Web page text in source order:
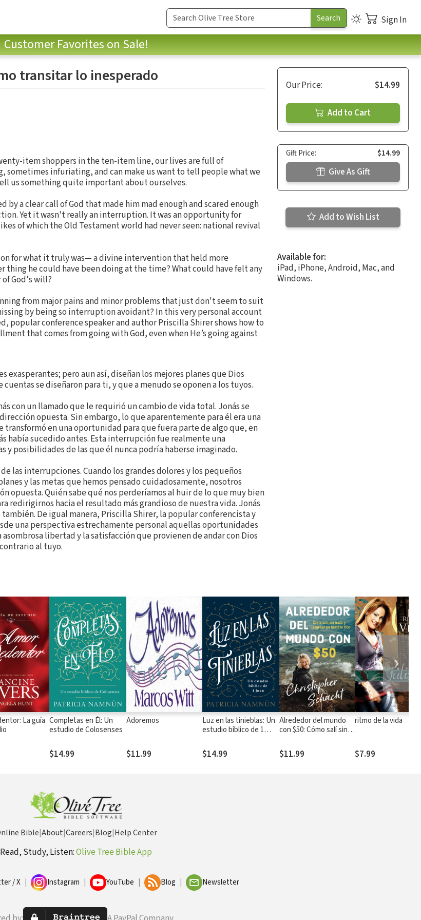
Sign In
Customer Favorites on Sale!
transitar lo inesperado
item shoppers in the ten-item line, our lives are full of
sometimes infuriating, and can make us want to tell people what we
us something quite important about ourselves.
a clear call of God that made him mad enough and scared enough
Yet it wasn't really an interruption. It was an opportunity for
of which the Old Testament world had never seen: national revival
for what it truly was— a divine intervention that held more
he could have been doing at the time? What could have felt any
God's will?
from major pains and minor problems that just don't seem to suit
by being so interruption avoidant? In this very personal account
popular conference speaker and author Priscilla Shirer shows how to
that comes from going with God, even when He’s going against
exasperantes; pero aun así, diseñan los mejores planes que Dios
se diseñaron para ti, y que a menudo se oponen a los tuyos.
con un llamado que le requirió un cambio de vida total. Jonás se
opuesta. Sin embargo, lo que aparentemente para él era una
en una oportunidad para que fuera parte de algo que, en
había sucedido antes. Esta interrupción fue realmente una
y posibilidades de las que él nunca podría haberse imaginado.
las interrupciones. Cuando los grandes dolores y los pequeños
y las metas que hemos pensado cuidadosamente, nosotros
opuesta. Quién sabe qué nos perderíamos al huir de lo que muy bien
redirigirnos hacia el resultado más grandioso de nuestra vida. Jonás
De igual manera, Priscilla Shirer, la popular conferencista y
una perspectiva estrechamente personal aquellas oportunidades
libertad y la satisfacción que provienen de andar con Dios
al tuyo.
Our Price: $14.99
Add to Cart
Gift Price: $14.99
Give As Gift
Add to Wish List
Available for:
iPad, iPhone, Android, Mac, and
Windows.
La guía Completas en Él: Un
estudio de Colosenses
$14.99
Adoremos
$11.99
Luz en las tinieblas: Un
estudio bíblico de 1
$14.99
Alrededor del mundo
con $50: Cómo salí sin
hombre rico
$11.99
ritmo de la vida
$7.99
❯
Bible|About|Careers|Blog|Help Center
Read, Study, Listen:Olive Tree Bible App
/ X Instagram YouTube Blog Newsletter